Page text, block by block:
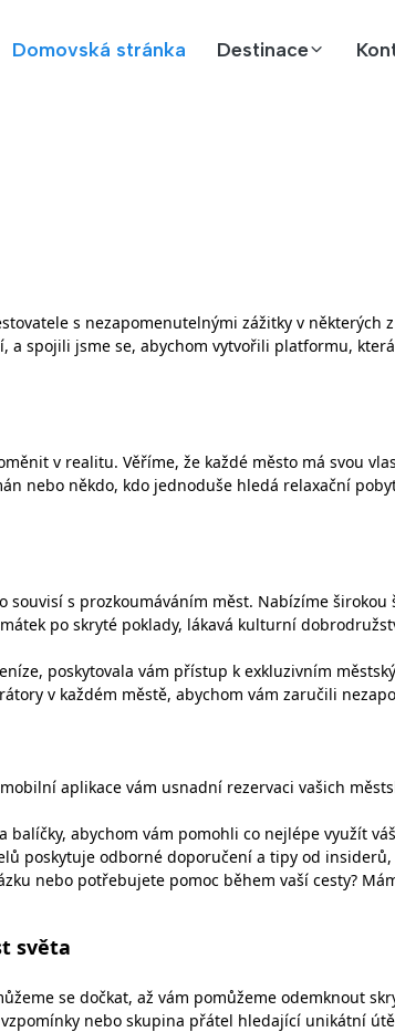
Domovská stránka Destinace
s nezapomenutelnými zážitky v
a spojili jsme se, abychom vytvořili platformu,
v realitu. Věříme, že každé město má svou
nebo někdo, kdo jednoduše hledá relaxační
souvisí s prozkoumáváním měst. Nabízíme
po skryté poklady, lákavá kulturní
poskytovala vám přístup k exkluzivním
v každém městě, abychom vám zaručili
aplikace vám usnadní rezervaci vašich
balíčky, abychom vám pomohli co nejlépe využít
poskytuje odborné doporučení a tipy od
nebo potřebujete pomoc během vaší cesty?
světa
se dočkat, až vám pomůžeme odemknout
nebo skupina přátel hledající unikátní